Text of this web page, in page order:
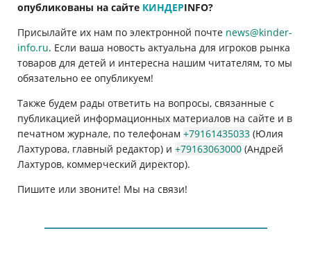
опубликованы на сайте КИНДЕРINFO?
Присылайте их нам по электронной почте news@kinder-
info.ru. Если ваша новость актуальна для игроков рынка
товаров для детей и интересна нашим читателям, то мы
обязательно ее опубликуем!
Также будем рады ответить на вопросы, связанные с
публикацией информационных материалов на сайте и в
печатном журнале, по телефонам +79161435033 (Юлия
Лахтурова, главный редактор) и +79163063000 (Андрей
Лахтуров, коммерческий директор).
Пишите или звоните! Мы на связи!